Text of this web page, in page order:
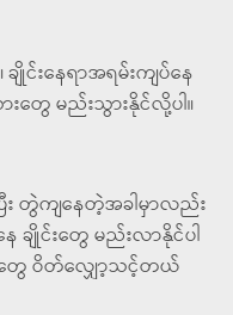
င်းနေရာအရမ်းကျပ်နေ
းတွေ မည်းသွားနိုင်လို့ပါ။
း တွဲကျနေတဲ့အခါမှာလည်း
ချိုင်းတွေ မည်းလာနိုင်ပါ
တွေ ဝိတ်လျှော့သင့်တယ်